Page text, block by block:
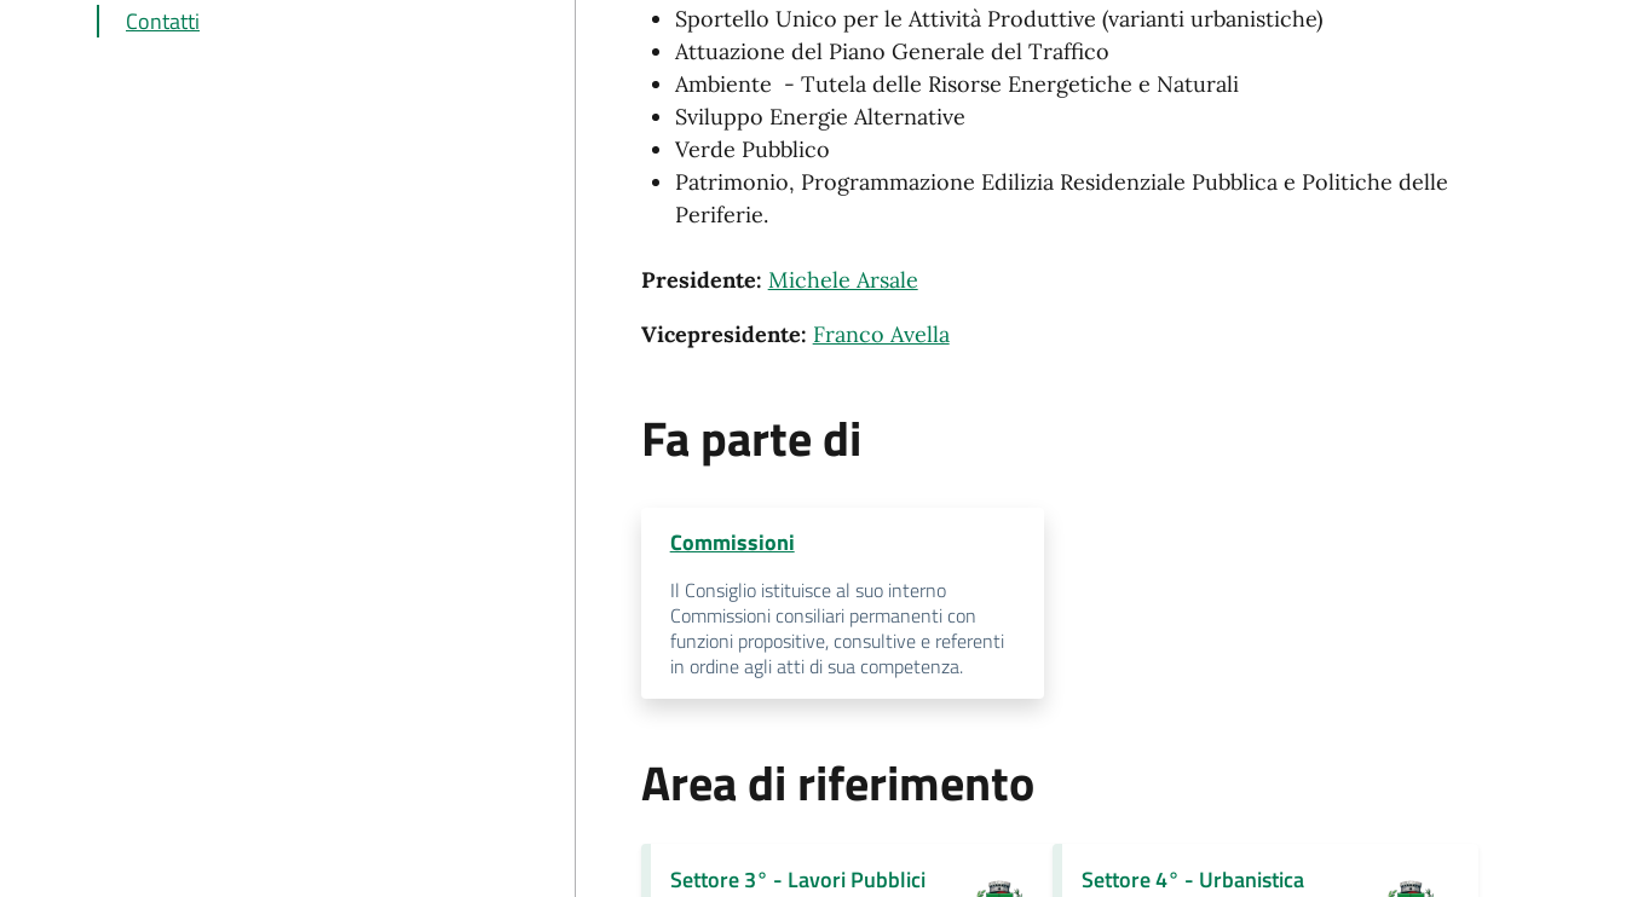
Contatti
Sportello Unico per le Attività Produttive (varianti urbanistiche)
Attuazione del Piano Generale del Traffico
Ambiente - Tutela delle Risorse Energetiche e Naturali
Sviluppo Energie Alternative
Verde Pubblico
Patrimonio, Programmazione Edilizia Residenziale Pubblica e Politiche delle
Periferie.
Presidente: Michele Arsale
Vicepresidente: Franco Avella
Fa parte di
Commissioni
Il Consiglio istituisce al suo interno
Commissioni consiliari permanenti con
funzioni propositive, consultive e referenti
in ordine agli atti di sua competenza.
Area di riferimento
Settore 3° - Lavori Pubblici Settore 4° - Urbanistica